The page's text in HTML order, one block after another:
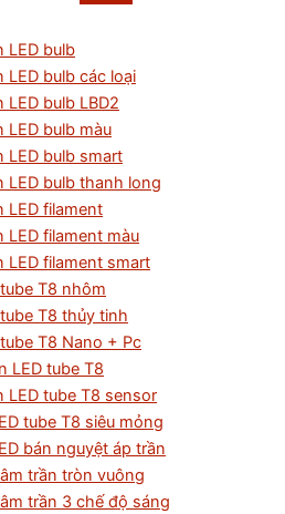
LED bulb
LED bulb các loại
LED bulb LBD2
LED bulb màu
LED bulb smart
LED bulb thanh long
LED filament
LED filament màu
LED filament smart
T8 nhôm
T8 thủy tinh
T8 Nano + Pc
LED tube T8
LED tube T8 sensor
tube T8 siêu mỏng
bán nguyệt áp trần
trần tròn vuông
trần 3 chế độ sáng